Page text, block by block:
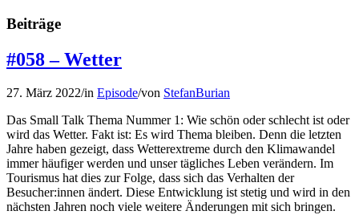
Beiträge
#058 – Wetter
27. März 2022/in Episode/von StefanBurian
Das Small Talk Thema Nummer 1: Wie schön oder schlecht ist oder
wird das Wetter. Fakt ist: Es wird Thema bleiben. Denn die letzten
Jahre haben gezeigt, dass Wetterextreme durch den Klimawandel
immer häufiger werden und unser tägliches Leben verändern. Im
Tourismus hat dies zur Folge, dass sich das Verhalten der
Besucher:innen ändert. Diese Entwicklung ist stetig und wird in den
nächsten Jahren noch viele weitere Änderungen mit sich bringen.